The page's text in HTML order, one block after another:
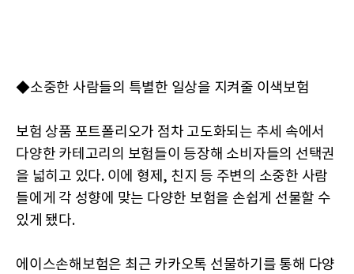
◆소중한 사람들의 특별한 일상을 지켜줄 이색보험
보험 상품 포트폴리오가 점차 고도화되는 추세 속에서
다양한 카테고리의 보험들이 등장해 소비자들의 선택권
을 넓히고 있다. 이에 형제, 친지 등 주변의 소중한 사람
들에게 각 성향에 맞는 다양한 보험을 손쉽게 선물할 수
있게 됐다.
에이스손해보험은 최근 카카오톡 선물하기를 통해 다양